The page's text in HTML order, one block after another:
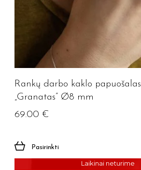
Rankų darbo kaklo papuošalas
„Granatas” Ø8 mm
69.00 €
Pasirinkti
Laikinai neturime